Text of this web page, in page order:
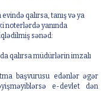
qalırsa, tanış və ya
noterlərdə yanında
sənəd:
qalırsa müdürlərin imzalı
başvurusu edənlər əgər
e-devlet dən